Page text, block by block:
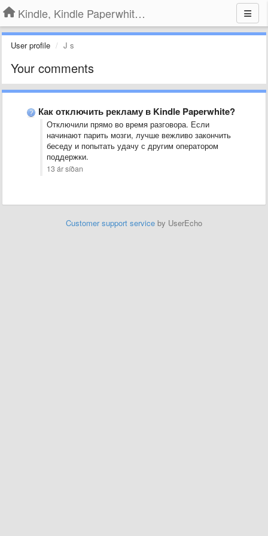
Kindle, Kindle Paperwhite, Kindle Voyage
User profile J s
Your comments
Как отключить рекламу в Kindle Paperwhite?
Отключили прямо во время разговора. Если
начинают парить мозги, лучше вежливо закончить
беседу и попытать удачу с другим оператором
поддержки.
13 ár síðan
Customer support service by UserEcho